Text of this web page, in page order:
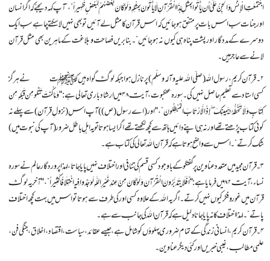
اجْتَمَعَتِ الْإِنسُ وَالْجِنُّ عَلَىٰ أَن يَأْتُوا بِمِثْلِ هَـٰذَا الْقُرْآنِ لَا يَأْتُونَ بِمِثْلِهِ وَلَوْ كَانَ بَعْضُهُمْ لِبَعْضٍ ظَهِيراً”، ” آپ کہہ دیجئے کہ اگر انسان
اور جنات سب اس بات پر متفق ہوجائیں کہ اس قرآن کا مثل لے آئیں تو بھی نہیں لاسکتے چاہے سب ایک
دوسرے کے مددگار اور پشت پناہ ہی کیوں نہ ہوجائیں”۔ بنابریں فصاحت و بلاغت کے ماہرین بھی مثل قرآن
لانے سے عاجز ہیں۔
۲۔ قرآن کریم، رسول اللہ (صلّی اللہ علیہ وآلہ وسلّم) پر نازل ہوا جبکہ لوگ گواہ ہیں کہ آنحضرتؐ نے ہرگز
کسی استاد سے تعلیم حاصل نہیں کی۔ سورہ عنکبوت، آیت ۴۸ میں ارشاد باری تعالی ہے: "وَمَا كُنتَ تَتْلُو مِن قَبْلِهِ مِن
كِتَابٍ وَلَا تَخُطُّهُ بِيَمِينِكَ ۖ إِذًا لَّارْتَابَ الْمُبْطِلُونَ”، "اور (اے رسول(ص)) آپ اس (نزولِ قرآن) سے پہلے نہ
کوئی کتاب پڑھتے تھے اور نہ ہی اپنے دائیں ہاتھ سے کچھ لکھتے تھے اگر ایسا ہوتا تو یہ اہلِ باطل ضرور (آپ کی نبوت میں)
شک کرتے”۔ اس سے واضح ہوتا ہے کہ قرآن اللہ تعالی کی کتاب ہے۔
۳۔ قرآن مجید میں متعدد عناوین پر گفتگو کے باوجود کسی قسم کی تنافی اور اختلاف نہیں پایا جاتا، لہذا پروردگار عالم نے سورہ
نساء، آیت ۸۲ میں فرمایا ہے: "أَفَلَا يَتَدَبَّرُونَ الْقُرْآنَ وَلَوْ كَانَ مِنْ عِندِ غَيْرِ اللَّـهِ لَوَجَدُوا فِيهِ اخْتِلَافًا كَثِيراً”، "آخر یہ لوگ
قرآن میں غور و فکر کیوں نہیں کرتے۔ اگر یہ اللہ کے علاوہ کسی اور کی طرف سے ہوتا تو اس میں بہت کچھ اختلاف
پاتے”۔ لہذا اختلاف کا نہ پایا جانا دلیل ہے کہ قرآن اللہ کی جانب سے ہے۔
۴۔ قرآن کریم، انسانی زندگی کے تمام ضروری پہلوؤں کو شامل ہے، جیسے عقائد، سياست، اقتصاد، اخلاق، جنگی فن،
علمي مطالب، غيبي خبریں اور کئی دیگر عناوین۔